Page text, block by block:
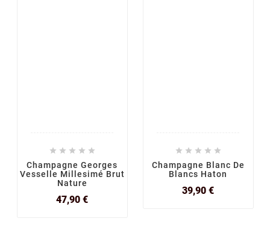
    
Champagne Georges
Vesselle Millesimé Brut
Nature
47,90 €Prix
    
Champagne Blanc De
Blancs Haton
39,90 €Prix